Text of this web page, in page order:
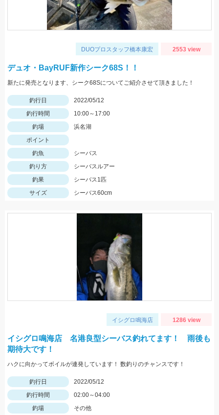
DUOプロスタッフ橋本康宏 2553 view
デュオ・BayRUF新作シーク68S！！
新たに発売となります、シーク68Sについてご紹介させて頂きました！
釣行日
2022/05/12
釣行時間
10:00～17:00
釣場
浜名湖
ポイント
釣魚
シーバス
釣り方
シーバスルアー
釣果
シーバス1匹
サイズ
シーバス60cm
イシグロ鳴海店 1286 view
イシグロ鳴海店 名港良型シーバス釣れてます！ 雨後も
期待大です！
ハクに向かってボイルが連発しています！ 数釣りのチャンスです！
釣行日
2022/05/12
釣行時間
02:00～04:00
釣場
その他